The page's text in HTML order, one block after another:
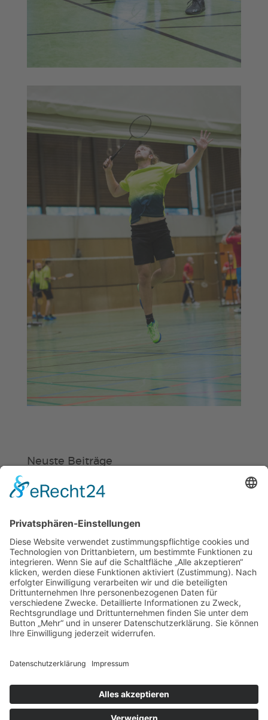
Neuste Beiträge
Verein
ab 13 Uhr geschlossen
„Am Ende bekommt jeder ein
Schwimmabzeichen“
Sommercamps: Fußball, Tanz oder
Hockey
© 2019 | TSG WEINHEIM